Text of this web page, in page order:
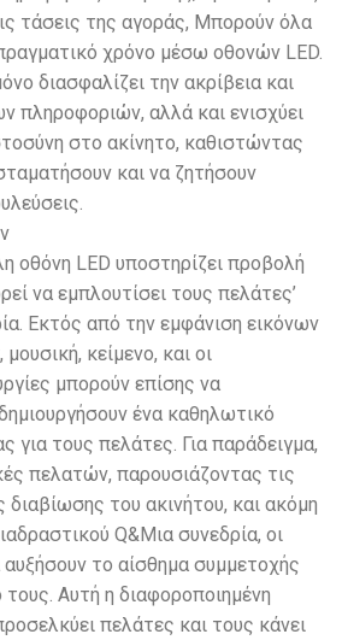
τάσεις της αγοράς, Μπορούν όλα
χρόνο μέσω οθονών LED.
διασφαλίζει την ακρίβεια και
πληροφοριών, αλλά και ενισχύει
στο ακίνητο, καθιστώντας
και να ζητήσουν
οθόνη LED υποστηρίζει προβολή
να εμπλουτίσει τους πελάτες’
Εκτός από την εμφάνιση εικόνων
κείμενο, και οι
μπορούν επίσης να
ένα καθηλωτικό
για τους πελάτες. Για παράδειγμα,
πελατών, παρουσιάζοντας τις
του ακινήτου, και ακόμη
Q&Μια συνεδρία, οι
το αίσθημα συμμετοχής
Αυτή η διαφοροποιημένη
πελάτες και τους κάνει